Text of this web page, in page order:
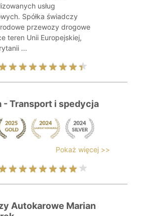
usług
Spółka świadczy
przewozy drogowe
teren Unii Europejskiej,
...
- Transport i spedycja
Pokaż więcej >>
Autokarowe Marian